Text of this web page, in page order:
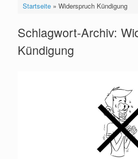
Startseite» Widerspruch Kündigung
Schlagwort-Archiv:
Kündigung